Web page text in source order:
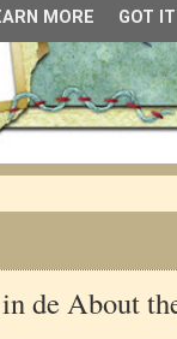
de About
MORE GOT IT